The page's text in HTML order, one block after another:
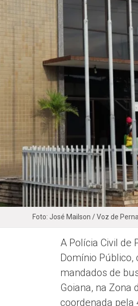
Foto: José Mailson / Voz de
A Polícia Civil de
Domínio
mandados de
Goiana, na Zona
coordenada pela